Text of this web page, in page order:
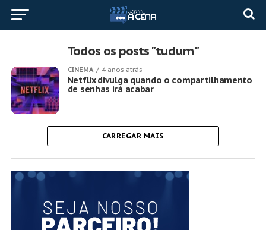
Todos os posts "tudum"
CINEMA 4 anos atrás
Netflix divulga quando o compartilhamento
de senhas irá acabar
CARREGAR MAIS